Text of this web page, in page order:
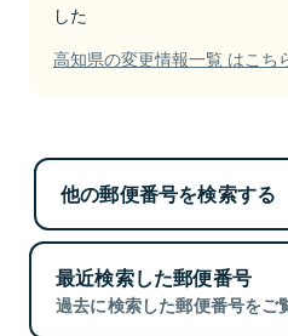
した
高知県の変更情報一覧 はこち
他の郵便番号を検索する
最近検索した郵便番号
過去に検索した郵便番号をご